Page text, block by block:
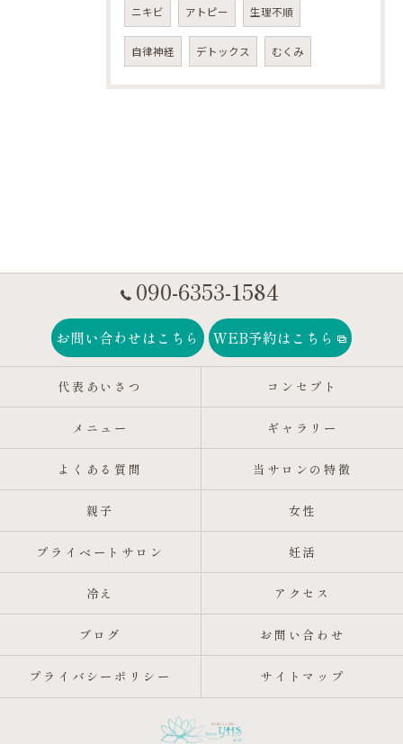
ニキビ アトピー 生理不順
自律神経 デトックス むくみ
090-6353-1584
お問い合わせはこちら WEB予約はこちら
代表あいさつ コンセプト
メニュー ギャラリー
よくある質問 当サロンの特徴
親子 女性
プライベートサロン 妊活
冷え アクセス
ブログ お問い合わせ
プライバシーポリシー サイトマップ